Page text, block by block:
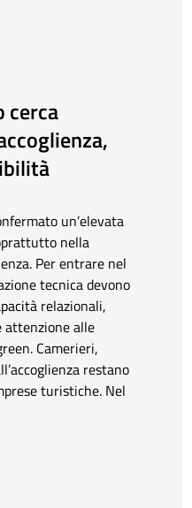
cerca
un’elevata
nella
Per entrare nel
tecnica devono
relazionali,
attenzione alle
Camerieri,
restano
turistiche. Nel